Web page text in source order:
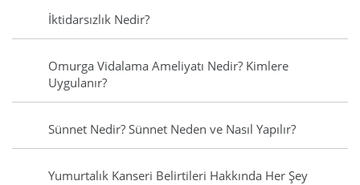
İktidarsızlık Nedir?
Omurga Vidalama Ameliyatı Nedir? Kimlere
Uygulanır?
Sünnet Nedir? Sünnet Neden ve Nasıl Yapılır?
Yumurtalık Kanseri Belirtileri Hakkında Her Şey